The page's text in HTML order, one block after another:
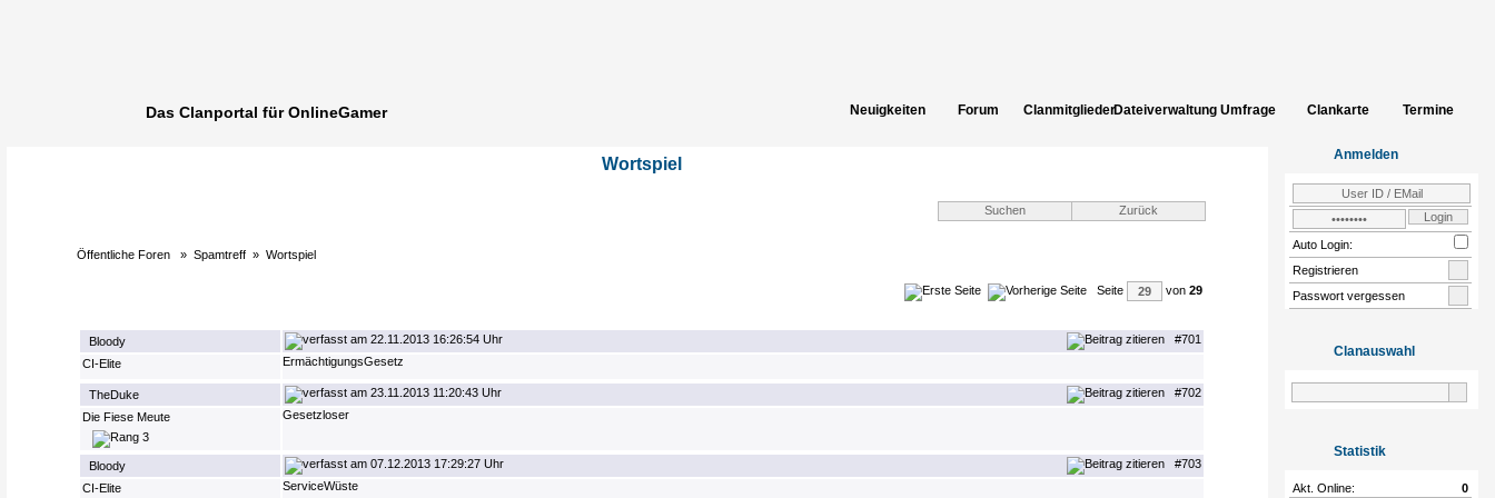
Das Clanportal für OnlineGamer Neuigkeiten Forum ClanmitgliederDateiverwaltung Umfrage Clankarte Termine
Community
Wortspiel
Öffentliche Foren »Spamtreff »Wortspiel
Seite von 29
Bloody 22.11.2013 16:26:54 Uhr
#701
CI-Elite
ErmächtigungsGesetz
TheDuke 23.11.2013 11:20:43 Uhr
#702
Die Fiese Meute
Gesetzloser
Bloody 07.12.2013 17:29:27 Uhr
#703
CI-Elite
ServiceWüste
Anmelden
Auto Login:
Registrieren
Passwort vergessen
Clanauswahl
Statistik
Akt. Online:
0